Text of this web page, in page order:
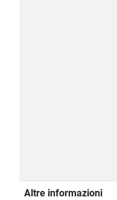
Altre informazioni